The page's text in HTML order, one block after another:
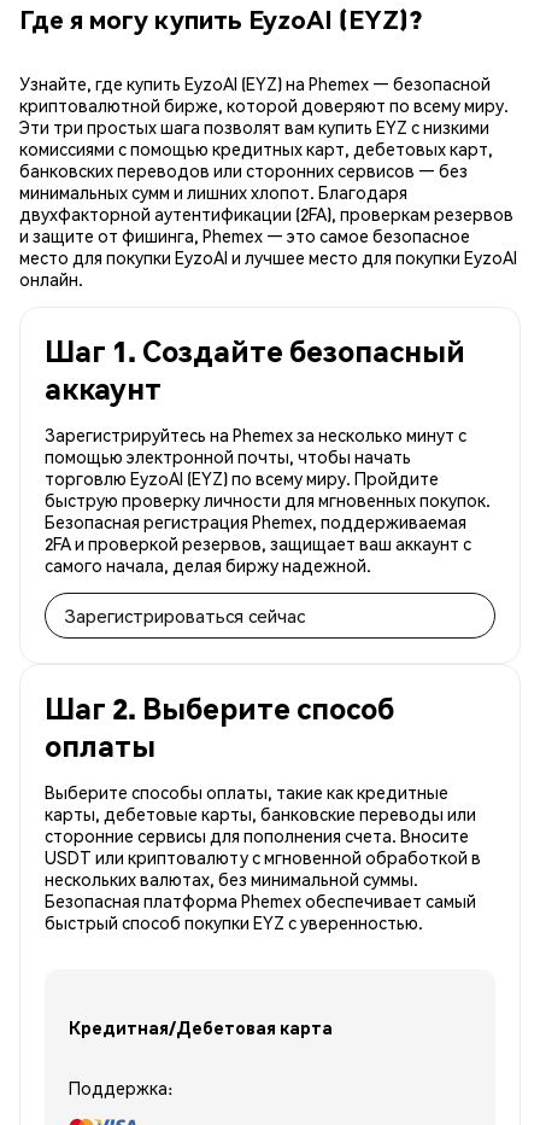
Где я могу купить EyzoAI (EYZ)?
Узнайте, где купить EyzoAI (EYZ) на Phemex — безопасной
криптовалютной бирже, которой доверяют по всему миру.
Эти три простых шага позволят вам купить EYZ с низкими
комиссиями с помощью кредитных карт, дебетовых карт,
банковских переводов или сторонних сервисов — без
минимальных сумм и лишних хлопот. Благодаря
двухфакторной аутентификации (2FA), проверкам резервов
и защите от фишинга, Phemex — это самое безопасное
место для покупки EyzoAI и лучшее место для покупки EyzoAI
онлайн.
Шаг 1. Создайте безопасный
аккаунт
Зарегистрируйтесь на Phemex за несколько минут с
помощью электронной почты, чтобы начать
торговлю EyzoAI (EYZ) по всему миру. Пройдите
быструю проверку личности для мгновенных покупок.
Безопасная регистрация Phemex, поддерживаемая
2FA и проверкой резервов, защищает ваш аккаунт с
самого начала, делая биржу надежной.
Зарегистрироваться сейчас
Шаг 2. Выберите способ
оплаты
Выберите способы оплаты, такие как кредитные
карты, дебетовые карты, банковские переводы или
сторонние сервисы для пополнения счета. Вносите
USDT или криптовалюту с мгновенной обработкой в
нескольких валютах, без минимальной суммы.
Безопасная платформа Phemex обеспечивает самый
быстрый способ покупки EYZ с уверенностью.
Кредитная/Дебетовая карта
Поддержка: